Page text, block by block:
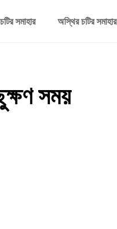
সমাহার অস্থির চটির সমাহার
সময়